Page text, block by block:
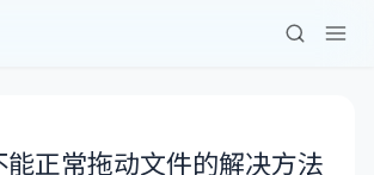
能正常拖动文件的解决方法